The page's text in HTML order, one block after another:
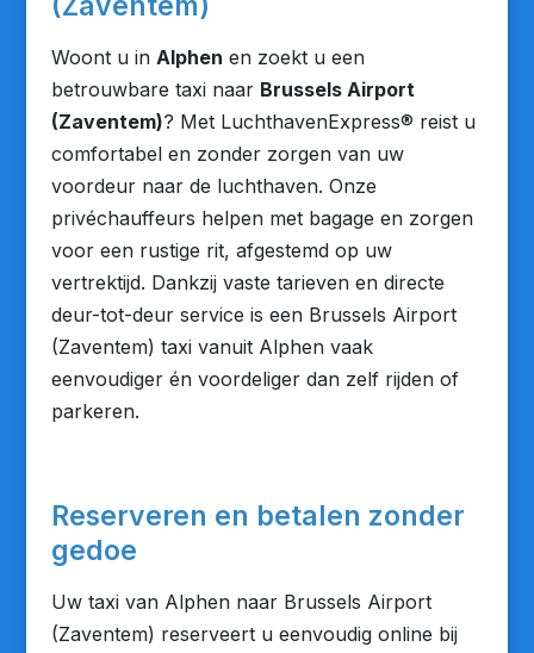
Woont u in Alphen en zoekt u een
betrouwbare taxi naar Brussels Airport
(Zaventem)? Met LuchthavenExpress® reist u
comfortabel en zonder zorgen van uw
voordeur naar de luchthaven. Onze
privéchauffeurs helpen met bagage en zorgen
voor een rustige rit, afgestemd op uw
vertrektijd. Dankzij vaste tarieven en directe
deur-tot-deur service is een Brussels Airport
(Zaventem) taxi vanuit Alphen vaak
eenvoudiger én voordeliger dan zelf rijden of
parkeren.
Reserveren en betalen zonder
gedoe
Uw taxi van Alphen naar Brussels Airport
(Zaventem) reserveert u eenvoudig online bij